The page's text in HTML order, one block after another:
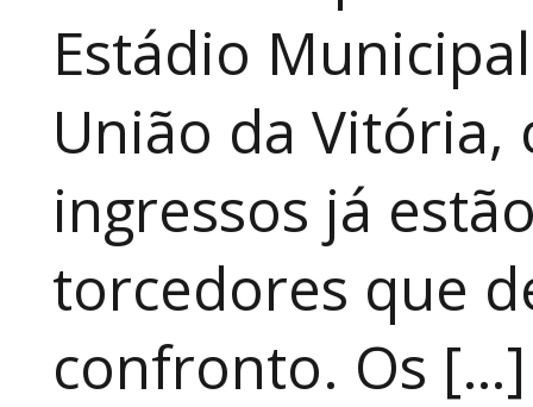
Estádio
União da Vitória,
ingressos já
torcedores que
confronto. Os […]